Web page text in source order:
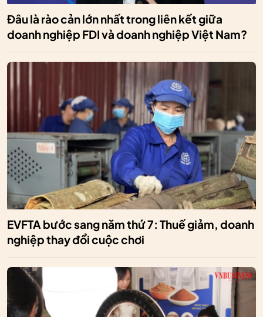
Đâu là rào cản lớn nhất trong liên kết giữa
doanh nghiệp FDI và doanh nghiệp Việt Nam?
EVFTA bước sang năm thứ 7: Thuế giảm, doanh
nghiệp thay đổi cuộc chơi